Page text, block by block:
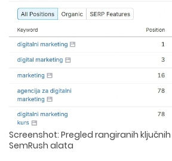
Screenshot: Pregled rangiranih
SemRush alata